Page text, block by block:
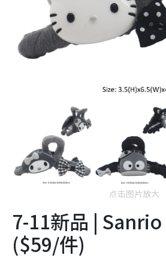
点击图片放大
7-11新品 |
($59/件)